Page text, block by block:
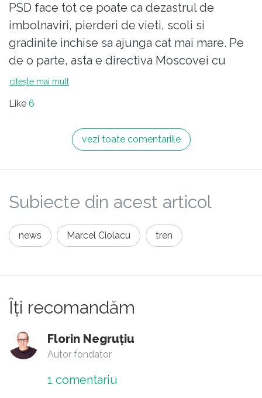
Necredinciosul dar nici așa!
Cât despre Ciolaci de tot soiul,
Ciolacu-șef însuși a zis că-i o
manipulare, ce sa ne mirăm că are
adepți....
PSD face tot ce poate ca dezastrul de
imbolnaviri, pierderi de vieti, scoli si
gradinite inchise sa ajunga cat mai mare. Pe
de o parte, asta e directiva Moscovei cu
privire la societatile deschise / tarile
conducerii de mana forte).Pe de alta parte,
urmaresc o reizbucnire masiva a
imbolnavirilor, pentru a decide in Parlament
joc iresponsabil: "ati vrut anticipate... va dam
citește mai mult
Like 6
vezi toate comentariile
Subiecte din acest articol
news Marcel Ciolacu tren
Îți recomandăm
Florin Negruțiu
Autor fondator
1 comentariu